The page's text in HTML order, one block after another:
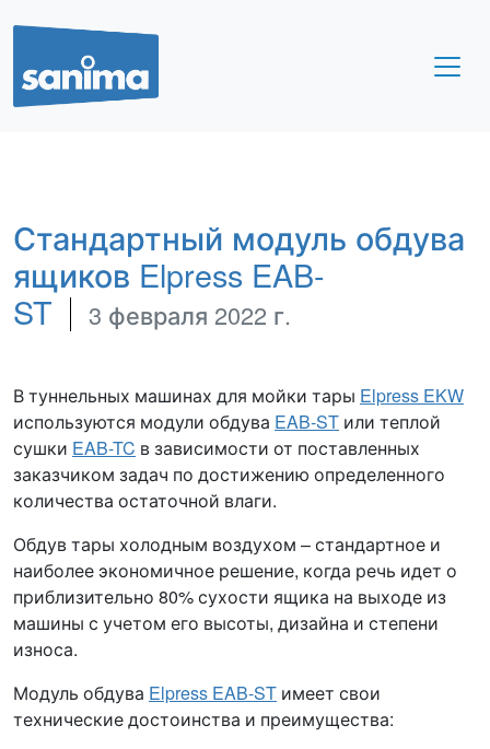
Стандартный модуль обдува
ящиков Elpress EAB-
ST
3 февраля 2022 г.
В туннельных машинах для мойки тары Elpress EKW
используются модули обдува EAB-ST или теплой
сушки EAB-TC в зависимости от поставленных
заказчиком задач по достижению определенного
количества остаточной влаги.
Обдув тары холодным воздухом – стандартное и
наиболее экономичное решение, когда речь идет о
приблизительно 80% сухости ящика на выходе из
машины с учетом его высоты, дизайна и степени
износа.
Модуль обдува Elpress EAB-ST имеет свои
технические достоинства и преимущества: